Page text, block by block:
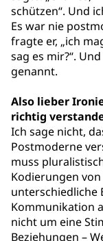
schützen“. Und
Es war nie
fragte er, „ich
sag es mir?“.
genannt.
Also lieber
richtig
Ich sage nicht,
Postmoderne
muss
Kodierungen
unterschiedliche
Kommunikation
nicht um eine
Beziehungen –